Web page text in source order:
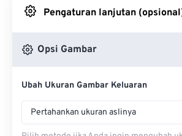
Pengaturan lanjutan
Opsi Gambar
Ubah Ukuran Gambar Keluaran
Pertahankan ukuran aslinya